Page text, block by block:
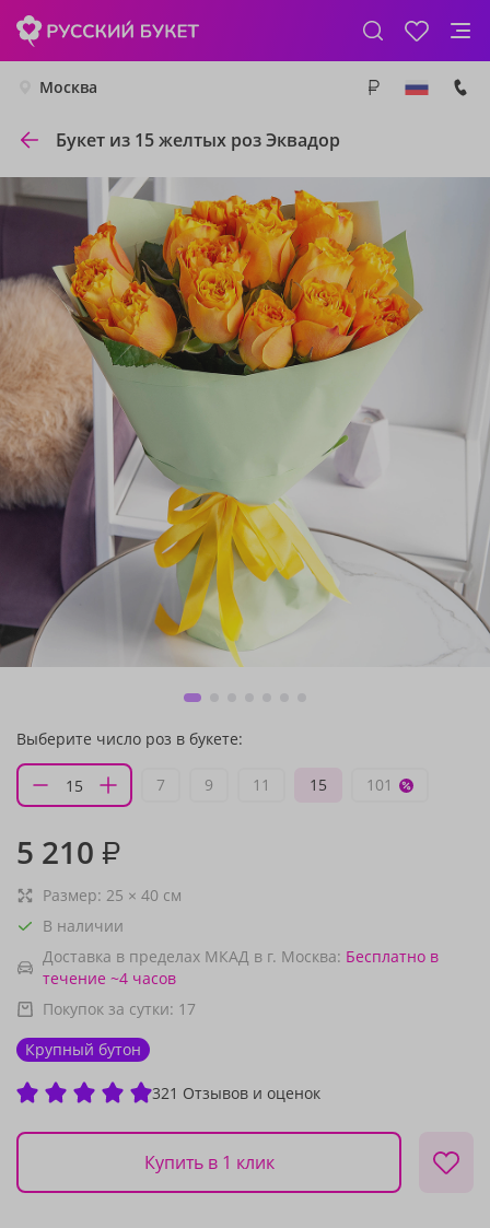
Москва
Букет из 15 желтых роз Эквадор
Выберите число роз в букете:
7 9 11 15 101
5 210 ₽
Размер: 25 × 40 см
В наличии
Доставка в пределах МКАД в г. Москва: Бесплатно в
течение ~4 часов
Покупок за сутки: 17
Крупный бутон
321 Отзывов и оценок
Купить в 1 клик